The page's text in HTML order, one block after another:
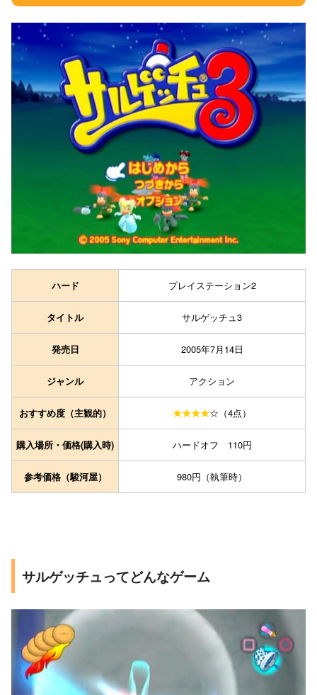
ハード プレイステーション2
タイトル サルゲッチュ3
発売日 2005年7月14日
ジャンル アクション
おすすめ度（主観的） ★★★★☆（4点）
購入場所・価格(購入時) ハードオフ 110円
参考価格（駿河屋） 980円（執筆時）
サルゲッチュってどんなゲーム